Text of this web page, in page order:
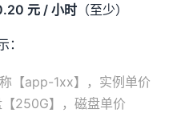
元 / 小时 （至少）
【app-1xx】，实例单价
【250G】，磁盘单价